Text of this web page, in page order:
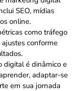
SEO, mídias
online.
como tráfego
ajustes conforme
digital é dinâmico e
adaptar-se
em sua jornada